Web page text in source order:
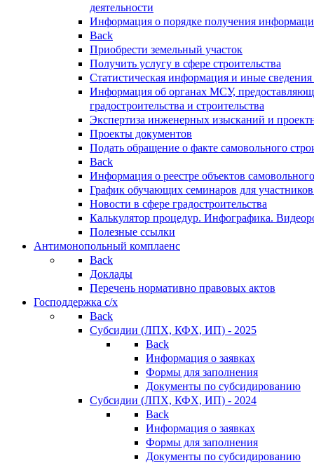
деятельности
Информация о порядке получения
Back
Приобрести земельный участок
Получить услугу в сфере строительства
Статистическая информация и иные сведения
Информация об органах МСУ,
градостроительства и строительства
Экспертиза инженерных изысканий и
Проекты документов
Подать обращение о факте самовольного
Back
Информация о реестре объектов
График обучающих семинаров для участников
Новости в сфере градостроительства
Калькулятор процедур. Инфографика.
Полезные ссылки
Антимонопольный комплаенс
Back
Доклады
Перечень нормативно правовых актов
Господдержка с/х
Back
Субсидии (ЛПХ, КФХ, ИП) - 2025
Back
Информация о заявках
Формы для заполнения
Документы по субсидированию
Субсидии (ЛПХ, КФХ, ИП) - 2024
Back
Информация о заявках
Формы для заполнения
Документы по субсидированию